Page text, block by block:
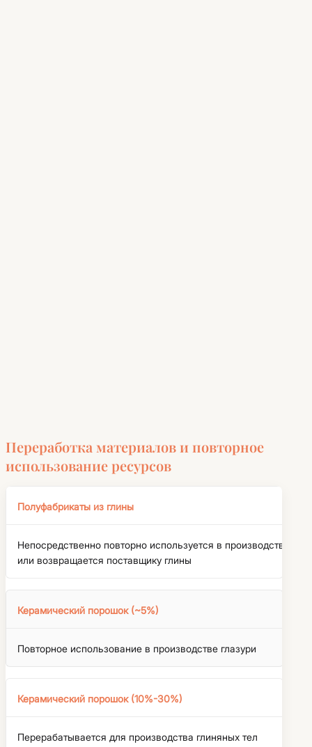
Переработка материалов и повторное
использование ресурсов
Полуфабрикаты из глины
Непосредственно повторно используется в производстве
или возвращается поставщику глины
Керамический порошок (~5%)
Повторное использование в производстве глазури
Керамический порошок (10%-30%)
Перерабатывается для производства глиняных тел